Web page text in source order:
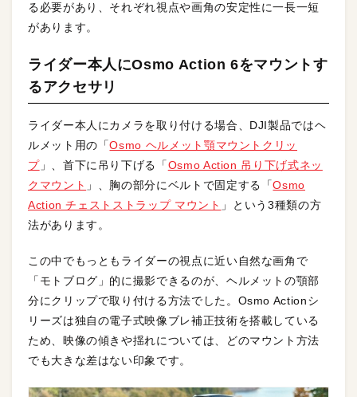
る必要があり、それぞれ視点や画角の安定性に一長一短
があります。
ライダー本人にOsmo Action 6をマウントす
るアクセサリ
ライダー本人にカメラを取り付ける場合、DJI製品ではヘ
ルメット用の「Osmo ヘルメット顎マウントクリッ
プ」、首下に吊り下げる「Osmo Action 吊り下げ式ネッ
クマウント 」、胸の部分にベルトで固定する「Osmo
Action チェストストラップ マウント 」という3種類の方
法があります。
この中でもっともライダーの視点に近い自然な画角で
「モトブログ」的に撮影できるのが、ヘルメットの顎部
分にクリップで取り付ける方法でした。Osmo Actionシ
リーズは独自の電子式映像ブレ補正技術を搭載している
ため、映像の傾きや揺れについては、どのマウント方法
でも大きな差はない印象です。